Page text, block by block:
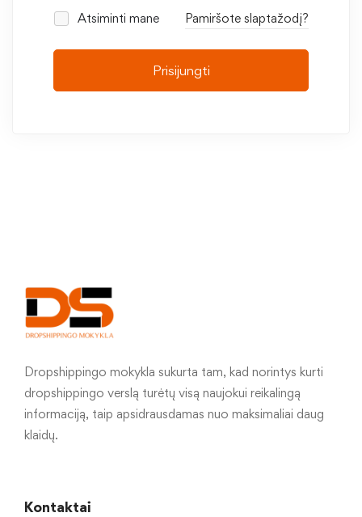
Atsiminti mane Pamiršote slaptažodį?
Prisijungti
Dropshippingo mokykla sukurta tam, kad norintys kurti
dropshippingo verslą turėtų visą naujokui reikalingą
informaciją, taip apsidrausdamas nuo maksimaliai daug
klaidų.
Kontaktai